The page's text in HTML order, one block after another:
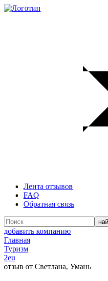
Лента отзывов
FAQ
Обратная связь
добавить компанию
Главная
Туризм
2eu
отзыв от Светлана, Умань